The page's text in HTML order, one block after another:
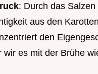
: Durch das Salzen
aus den
den
wir es mit der Brühe